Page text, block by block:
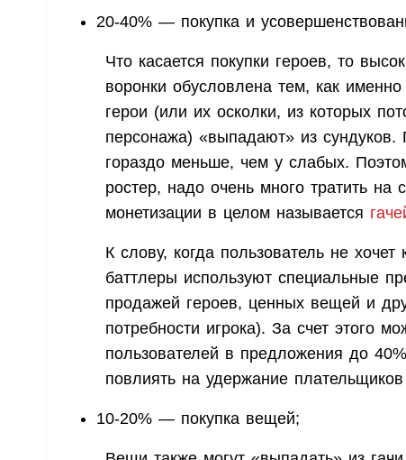
20-40% — покупка и
Что касается покупки героев, то
воронки обусловлена тем, как
герои (или их осколки, из которых
персонажа) «выпадают» из
гораздо меньше, чем у слабых.
ростер, надо очень много тратить на
монетизации в целом называется
К слову, когда пользователь не хочет
баттлеры используют специальные
продажей героев, ценных вещей и
потребности игрока). За счет этого
пользователей в предложения до
повлиять на удержание
10-20% — покупка вещей;